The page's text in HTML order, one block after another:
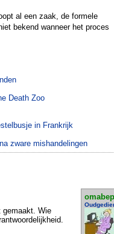
al een zaak, de formele
bekend wanneer het proces
Death Zoo
in Frankrijk
zware mishandelingen
omabep
gemaakt. Wie